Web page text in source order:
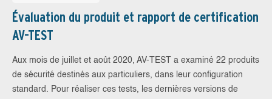
Évaluation du produit et rapport de certification
AV-TEST
Aux mois de juillet et août 2020, AV-TEST a examiné 22 produits
de sécurité destinés aux particuliers, dans leur configuration
standard. Pour réaliser ces tests, les dernières versions de